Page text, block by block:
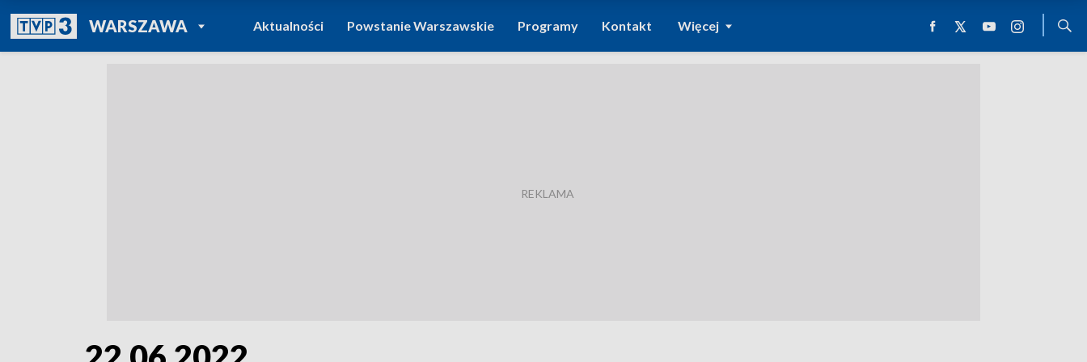
WARSZAWAPOWRÓT DO
TVP REGIONY
Aktualności Powstanie Warszawskie Programy Kontakt Więcej